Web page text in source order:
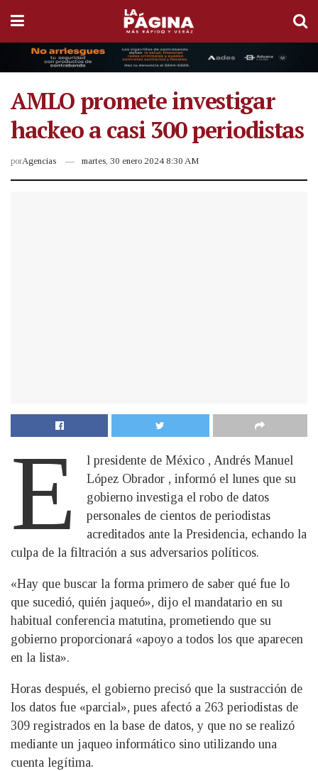
AMLO promete investigar
hackeo a casi 300 periodistas
porAgencias martes, 30 enero 2024 8:30 AM
E
l presidente de México , Andrés Manuel
López Obrador , informó el lunes que su
gobierno investiga el robo de datos
personales de cientos de periodistas
acreditados ante la Presidencia, echando la
culpa de la filtración a sus adversarios políticos.
«Hay que buscar la forma primero de saber qué fue lo
que sucedió, quién jaqueó», dijo el mandatario en su
habitual conferencia matutina, prometiendo que su
gobierno proporcionará «apoyo a todos los que aparecen
en la lista».
Horas después, el gobierno precisó que la sustracción de
los datos fue «parcial», pues afectó a 263 periodistas de
309 registrados en la base de datos, y que no se realizó
mediante un jaqueo informático sino utilizando una
cuenta legítima.